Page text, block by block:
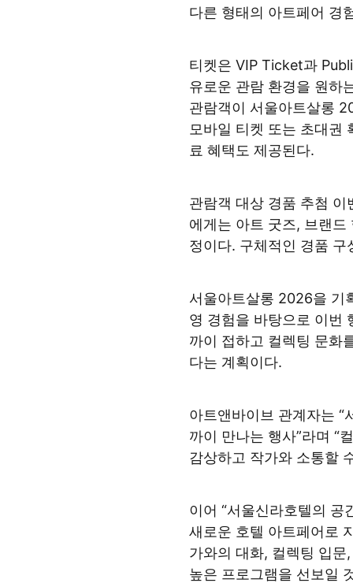
다른 형태의 아트페어 경
티켓은 VIP Ticket과
유로운 관람 환경을 원하
관람객이 서울아트살롱
모바일 티켓 또는 초대권
료 혜택도 제공된다.
관람객 대상 경품 추첨
에게는 아트 굿즈, 브랜
정이다. 구체적인 경품
서울아트살롱 2026을 기
영 경험을 바탕으로 이번
까이 접하고 컬렉팅 문화
다는 계획이다.
아트앤바이브 관계자는
까이 만나는 행사”라며 “
감상하고 작가와 소통할
이어 “서울신라호텔의
새로운 호텔 아트페어로
가와의 대화, 컬렉팅 입
높은 프로그램을 선보일